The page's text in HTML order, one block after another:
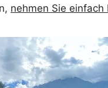
nehmen Sie einfach